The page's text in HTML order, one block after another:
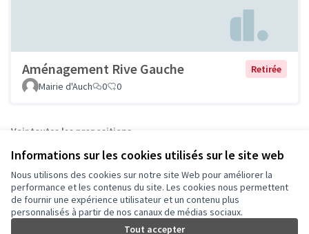
Informations sur les cookies utilisés sur le site web
Nous utilisons des cookies sur notre site Web pour améliorer la
performance et les contenus du site. Les cookies nous permettent
de fournir une expérience utilisateur et un contenu plus
personnalisés à partir de nos canaux de médias sociaux.
Tout accepter
Aménagement Rive Gauche
Retirée
Mairie d'Auch
0 0
Voir toutes les propositions
Conditions d'utilisation
Paramètres des cookies
Auch - Agir pour ma ville sur Facebook
Auch - Agir pour ma ville sur Instagram